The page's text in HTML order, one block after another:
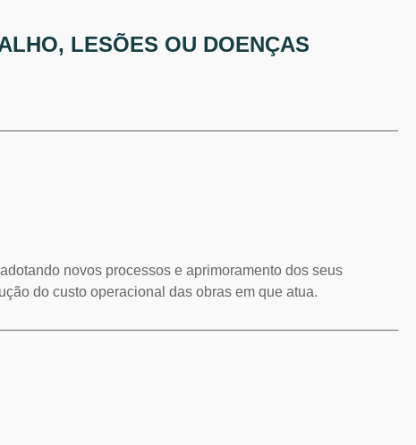
LESÕES OU DOENÇAS
novos processos e aprimoramento dos seus
do custo operacional das obras em que atua.